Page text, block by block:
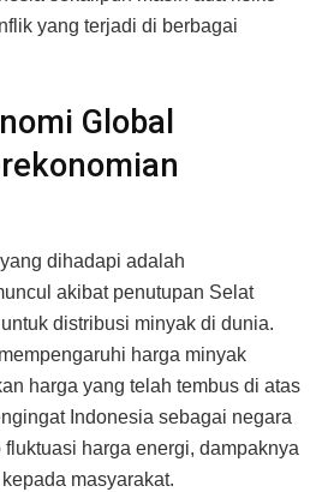
yang terjadi di berbagai
Global
dihadapi adalah
akibat penutupan Selat
distribusi minyak di dunia.
harga minyak
harga yang telah tembus di atas
Indonesia sebagai negara
harga energi, dampaknya
masyarakat.